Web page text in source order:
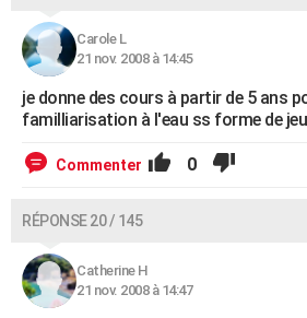
Carole L
21 nov. 2008 à 14:45
je donne des cours à partir de 5 ans
familliarisation à l'eau ss forme de
Commenter 0
RÉPONSE 20 / 145
Catherine H
21 nov. 2008 à 14:47